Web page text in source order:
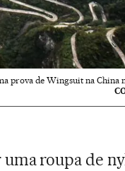
prova de Wingsuit na China
roupa de